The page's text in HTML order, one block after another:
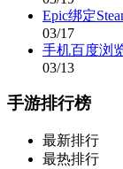
Epic绑定
03/17
手机百度浏
03/13
手游排行榜
最新排行
最热排行